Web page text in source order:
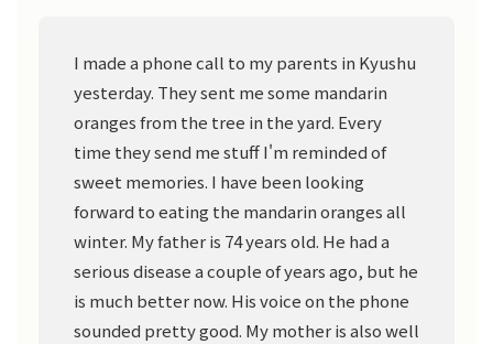
I made a phone call to my parents in Kyushu
yesterday. They sent me some mandarin
oranges from the tree in the yard. Every
time they send me stuff I'm reminded of
sweet memories. I have been looking
forward to eating the mandarin oranges all
winter. My father is 74 years old. He had a
serious disease a couple of years ago, but he
is much better now. His voice on the phone
sounded pretty good. My mother is also well